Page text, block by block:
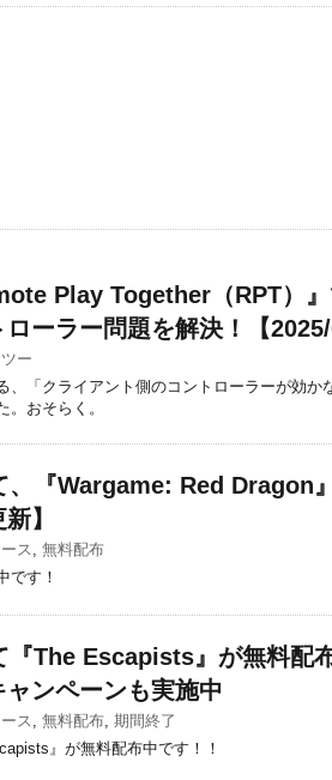
Play Together（RPT）
ーラー問題を解決！【2025/
ー
、「クライアント側のコントローラーが効か
。おそらく。
『Wargame: Red Dragon
】
ス , 無料配布
です！
The Escapists』が無料配
ンペーンも実施中
ス , 無料配布, 期間終了
』が無料配布中です！！